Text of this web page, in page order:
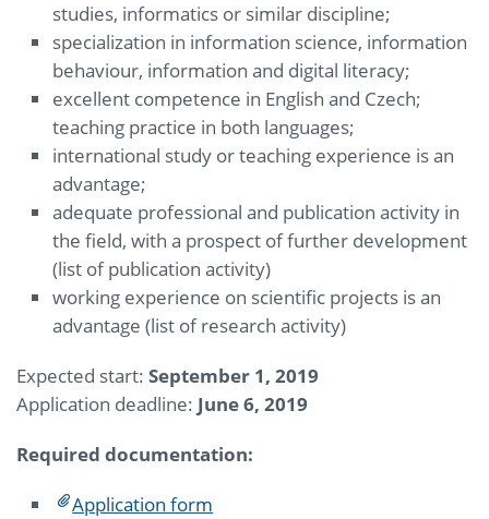
studies, informatics or similar discipline;
specialization in information science, information
behaviour, information and digital literacy;
excellent competence in English and Czech;
teaching practice in both languages;
international study or teaching experience is an
advantage;
adequate professional and publication activity in
the field, with a prospect of further development
(list of publication activity)
working experience on scientific projects is an
advantage (list of research activity)
Expected start: September 1, 2019
Application deadline: June 6, 2019
Required documentation:
Application form